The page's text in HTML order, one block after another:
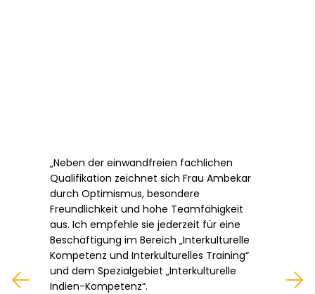
„Neben der einwandfreien fachlichen
Qualifikation zeichnet sich Frau Ambekar
durch Optimismus, besondere
Freundlichkeit und hohe Teamfähigkeit
aus. Ich empfehle sie jederzeit für eine
Beschäftigung im Bereich „Interkulturelle
Kompetenz und Interkulturelles Training“
und dem Spezialgebiet „Interkulturelle
Indien-Kompetenz“.